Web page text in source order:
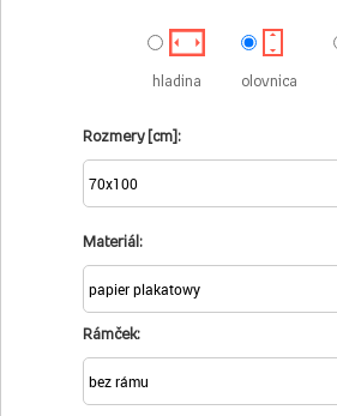
hladina olovnica
Rozmery [cm]:
Materiál:
Rámček: